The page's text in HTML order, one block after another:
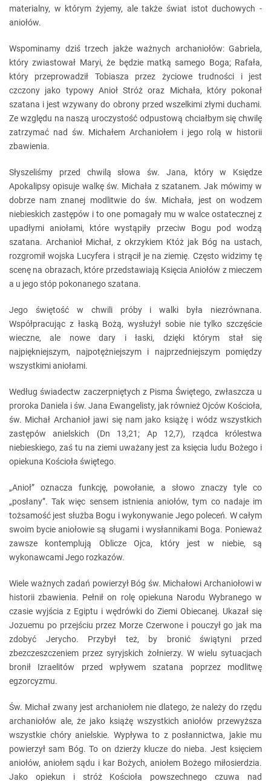
materialny, w którym żyjemy, ale także świat istot duchowych -
aniołów.
Wspominamy dziś trzech jakże ważnych archaniołów: Gabriela,
który zwiastował Maryi, że będzie matką samego Boga; Rafała,
który przeprowadził Tobiasza przez życiowe trudności i jest
czczony jako typowy Anioł Stróż oraz Michała, który pokonał
szatana i jest wzywany do obrony przed wszelkimi złymi duchami.
Ze względu na naszą uroczystość odpustową chciałbym się chwilę
zatrzymać nad św. Michałem Archaniołem i jego rolą w historii
zbawienia.
Słyszeliśmy przed chwilą słowa św. Jana, który w Księdze
Apokalipsy opisuje walkę św. Michała z szatanem. Jak mówimy w
dobrze nam znanej modlitwie do św. Michała, jest on wodzem
niebieskich zastępów i to one pomagały mu w walce ostatecznej z
upadłymi aniołami, które wystąpiły przeciw Bogu pod wodzą
szatana. Archanioł Michał, z okrzykiem Któż jak Bóg na ustach,
rozgromił wojska Lucyfera i strącił je na ziemię. Często widzimy tę
scenę na obrazach, które przedstawiają Księcia Aniołów z mieczem
a u jego stóp pokonanego szatana.
Jego świętość w chwili próby i walki była niezrównana.
Współpracując z łaską Bożą, wysłużył sobie nie tylko szczęście
wieczne, ale nowe dary i łaski, dzięki którym stał się
najpiękniejszym, najpotężniejszym i najprzedniejszym pomiędzy
wszystkimi aniołami.
Według świadectw zaczerpniętych z Pisma Świętego, zwłaszcza u
proroka Daniela i św. Jana Ewangelisty, jak również Ojców Kościoła,
św. Michał Archanioł jawi się nam jako książę i wódz wszystkich
zastępów anielskich (Dn 13,21; Ap 12,7), rządca królestwa
niebieskiego, zaś tu na ziemi uważany jest za księcia ludu Bożego i
opiekuna Kościoła świętego.
„Anioł” oznacza funkcję, powołanie, a słowo znaczy tyle co
„posłany”. Tak więc sensem istnienia aniołów, tym co nadaje im
tożsamość jest służba Bogu i wykonywanie Jego poleceń. W całym
swoim bycie aniołowie są sługami i wysłannikami Boga. Ponieważ
zawsze kontemplują Oblicze Ojca, który jest w niebie, są
wykonawcami Jego rozkazów.
Wiele ważnych zadań powierzył Bóg św. Michałowi Archaniołowi w
historii zbawienia. Pełnił on rolę opiekuna Narodu Wybranego w
czasie wyjścia z Egiptu i wędrówki do Ziemi Obiecanej. Ukazał się
Jozuemu po przejściu przez Morze Czerwone i pouczył go jak ma
zdobyć Jerycho. Przybył też, by bronić świątyni przed
zbezczeszczeniem przez syryjskich żołnierzy. W wielu sytuacjach
bronił Izraelitów przed wpływem szatana poprzez modlitwę
egzorcyzmu.
Św. Michał zwany jest archaniołem nie dlatego, że należy do rzędu
archaniołów ale, że jako książę wszystkich aniołów przewyższa
wszystkie chóry anielskie. Wypływa to z posłannictwa, jakie mu
powierzył sam Bóg. To on dzierży klucze do nieba. Jest księciem
aniołów, aniołem sądu i kar Bożych, aniołem Bożego miłosierdzia.
Jako opiekun i stróż Kościoła powszechnego czuwa nad